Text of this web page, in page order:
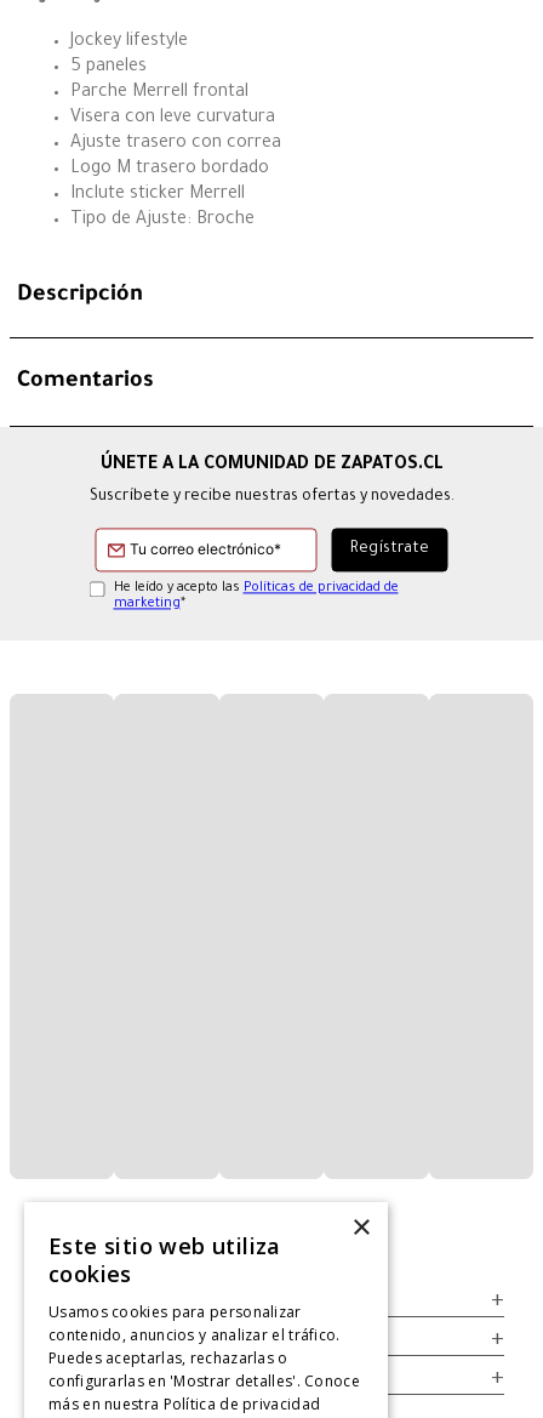
Jockey lifestyle
5 paneles
Parche Merrell frontal
Visera con leve curvatura
Ajuste trasero con correa
Logo M trasero bordado
Inclute sticker Merrell
Tipo de Ajuste: Broche
Descripción
Comentarios
Suscríbete y recibe nuestras ofertas y novedades.
He leído y acepto las Políticas de privacidad de
marketing*
+
Legal +
Cuenta +
×
Este sitio web utiliza
cookies
Usamos cookies para personalizar
contenido, anuncios y analizar el tráfico.
Puedes aceptarlas, rechazarlas o
configurarlas en 'Mostrar detalles'. Conoce
más en nuestra Política de privacidad